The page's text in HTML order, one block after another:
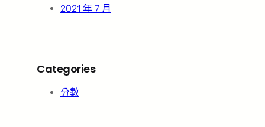
2021 年 7 月
Categories
分數